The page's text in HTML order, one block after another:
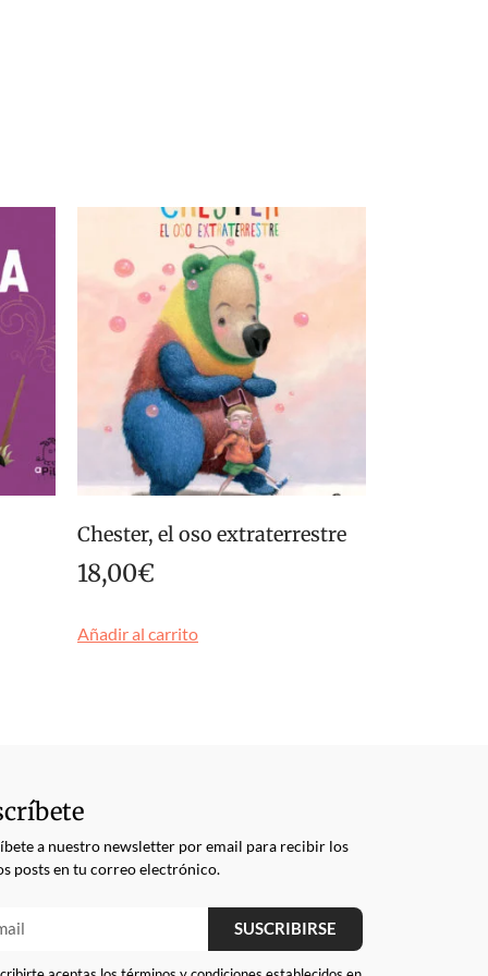
Chester, el oso extraterrestre
18,00€
Añadir al carrito
a nuestro newsletter por email para recibir los
posts en tu correo electrónico.
SUSCRIBIRSE